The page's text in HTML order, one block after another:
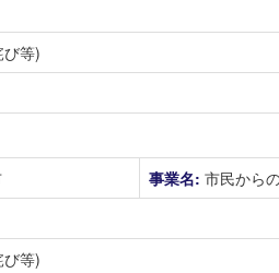
等)
事業名: 市民から
等)